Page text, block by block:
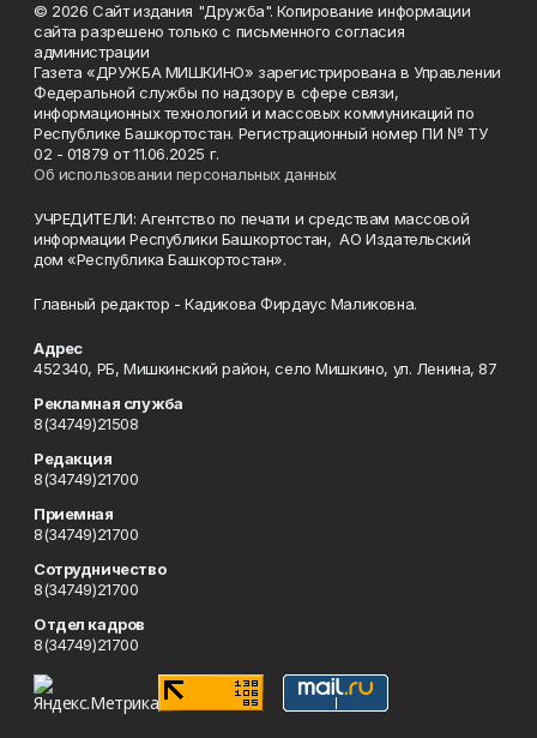
© 2026 Сайт издания "Дружба". Копирование информации
сайта разрешено только с письменного согласия
администрации
Газета «ДРУЖБА МИШКИНО» зарегистрирована в Управлении
Федеральной службы по надзору в сфере связи,
информационных технологий и массовых коммуникаций по
Республике Башкортостан. Регистрационный номер ПИ № ТУ
02 - 01879 от 11.06.2025 г.
Об использовании персональных данных
УЧРЕДИТЕЛИ: Агентство по печати и средствам массовой
информации Республики Башкортостан, АО Издательский
дом «Республика Башкортостан».
Главный редактор - Кадикова Фирдаус Маликовна.
Адрес
452340, РБ, Мишкинский район, село Мишкино, ул. Ленина, 87
Рекламная служба
8(34749)21508
Редакция
8(34749)21700
Приемная
8(34749)21700
Сотрудничество
8(34749)21700
Отдел кадров
8(34749)21700